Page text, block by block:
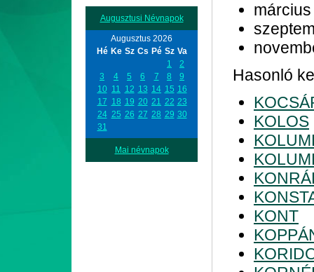
Augusztusi Névnapok
Augusztus 2026
Hé Ke Sz Cs Pé Sz Va
1
2
3
4 5 6 7 8
9
10 11 12 13 14 15 16
17 18 19 20 21 22 23
24 25 26 27 28 29 30
31
Mai névnapok
Hasonló
KOLOS
KONT